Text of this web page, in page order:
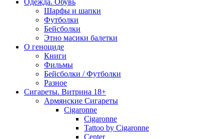
Одежда. Обувь
Шарфы и шапки
Футболки
Бейсболки
Этно масики балетки
О геноциде
Книги
Фильмы
Бейсболки / Футболки
Разное
Сигареты. Витрина 18+
Армянские Сигареты
Cigaronne
Cigaronne
Tattoo by Cigaronne
Center